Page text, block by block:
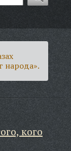
народа».
кого